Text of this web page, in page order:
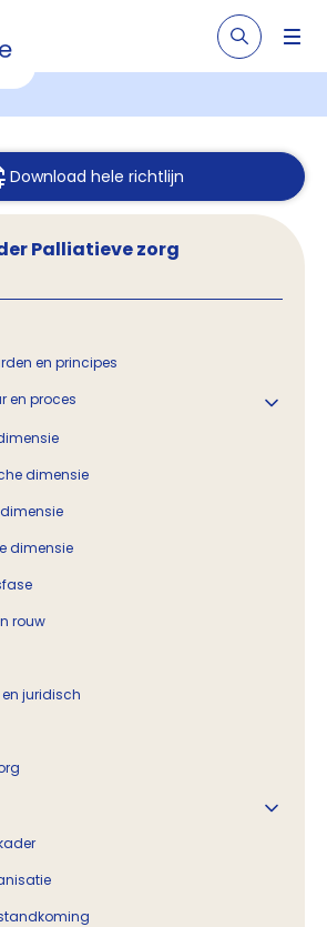
Download hele richtlijn
Palliatieve zorg
en principes
en proces
dimensie
dimensie
rouw
en juridisch